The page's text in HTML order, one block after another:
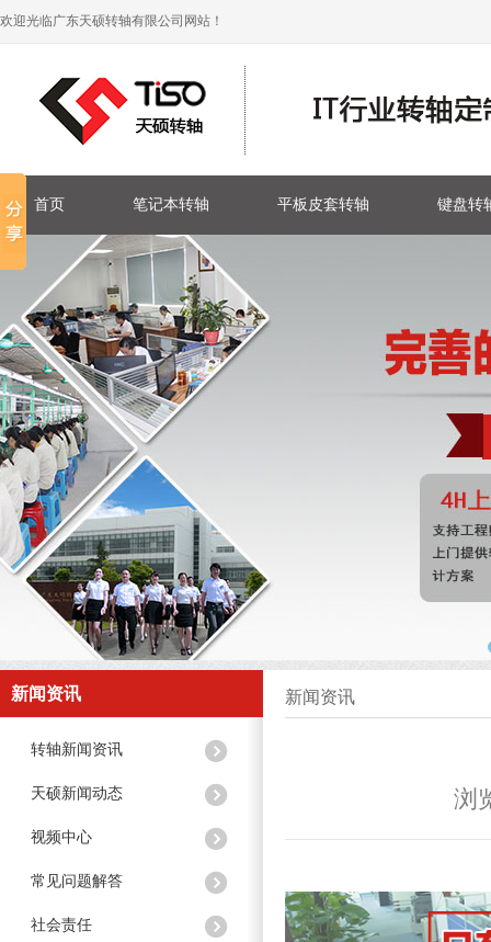
欢迎光临广东天硕转轴有限公司网站！
首页 笔记本转轴 平板皮套转轴 键盘转
新闻资讯
转轴新闻资讯
天硕新闻动态
视频中心
常见问题解答
社会责任
新闻资讯
浏